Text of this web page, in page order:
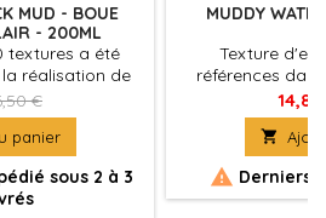
MUD - BOUE
- 200ML
textures a été
réalisation de
gels et pâtes
naturels
pour une
des
classiques aux
originales.
€
panier
sous 2 à 3
MUDDY
Texture
références
d’eau pour
existante
Ces textures
format de 200
les rendent
entre elles, afin

 Derniers